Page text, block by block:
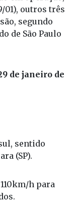
outros três
segundo
de São Paulo
de janeiro de
sentido
(SP).
h para